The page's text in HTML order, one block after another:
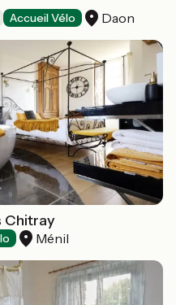
Accueil Vélo Daon
Chitray
Ménil